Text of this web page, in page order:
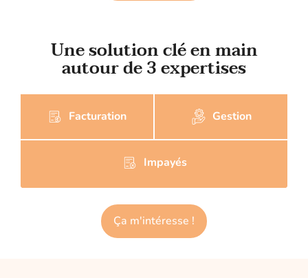
Une solution clé en main
autour de 3 expertises
Facturation Gestion
Impayés
Ça m'intéresse !